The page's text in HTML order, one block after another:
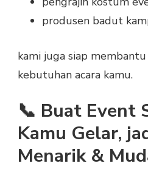
produsen badut
kami juga siap
kebutuhan acara kamu.
📞 Buat Event
Kamu Gelar,
Menarik &